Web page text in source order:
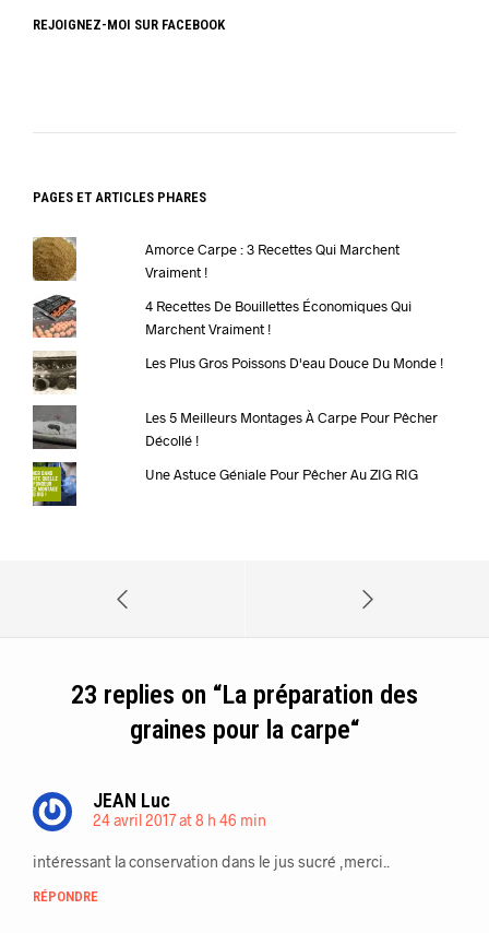
REJOIGNEZ-MOI SUR FACEBOOK
PAGES ET ARTICLES PHARES
Amorce Carpe : 3 Recettes Qui Marchent
Vraiment !
4 Recettes De Bouillettes Économiques Qui
Marchent Vraiment !
Les Plus Gros Poissons D'eau Douce Du Monde !
Les 5 Meilleurs Montages À Carpe Pour Pêcher
Décollé !
Une Astuce Géniale Pour Pêcher Au ZIG RIG
23 replies on “La préparation des
graines pour la carpe“
JEAN Luc
24 avril 2017 at 8 h 46 min
intéressant la conservation dans le jus sucré ,merci..
RÉPONDRE